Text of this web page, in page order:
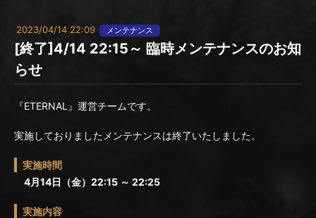
2023/04/14 22:09 メンテナンス
[終了]4/14 22:15～ 臨時メンテナンスのお知
らせ
『ETERNAL』運営チームです。
実施しておりましたメンテナンスは終了いたしました。
実施時間
4月14日（金）22:15 ～ 22:25
実施内容